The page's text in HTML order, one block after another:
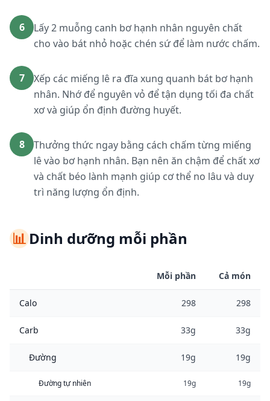
6
Lấy 2 muỗng canh bơ hạnh nhân nguyên chất
cho vào bát nhỏ hoặc chén sứ để làm nước chấm.
7
Xếp các miếng lê ra đĩa xung quanh bát bơ hạnh
nhân. Nhớ để nguyên vỏ để tận dụng tối đa chất
xơ và giúp ổn định đường huyết.
8
Thưởng thức ngay bằng cách chấm từng miếng
lê vào bơ hạnh nhân. Bạn nên ăn chậm để chất xơ
và chất béo lành mạnh giúp cơ thể no lâu và duy
trì năng lượng ổn định.
📊Dinh dưỡng mỗi phần
Mỗi phần Cả món
Calo 298 298
Carb 33g 33g
Đường 19g 19g
Đường tự nhiên 19g 19g